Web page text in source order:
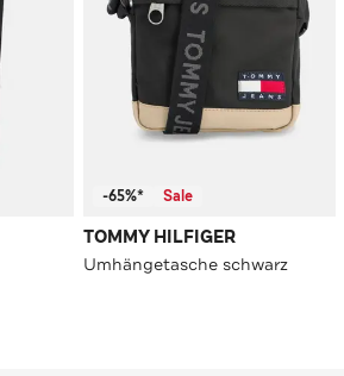
-65%* Sale
TOMMY HILFIGER
Umhängetasche schwarz